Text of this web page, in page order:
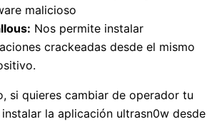
malicioso
Nos permite instalar
crackeadas desde el mismo
si quieres cambiar de operador tu
instalar la aplicación ultrasn0w desde